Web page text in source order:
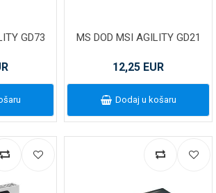
GD73 MS DOD MSI AGILITY GD21
12,25 EUR
Dodaj u košaru